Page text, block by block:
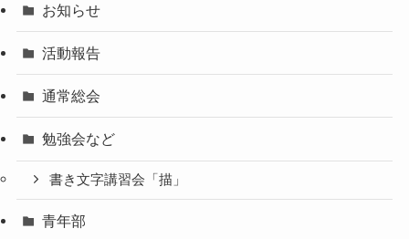
お知らせ
活動報告
通常総会
勉強会など
書き文字講習会「描」
青年部